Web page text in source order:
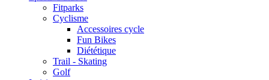
Fitparks
Cyclisme
Accessoires cycle
Fun Bikes
Diététique
Trail - Skating
Golf